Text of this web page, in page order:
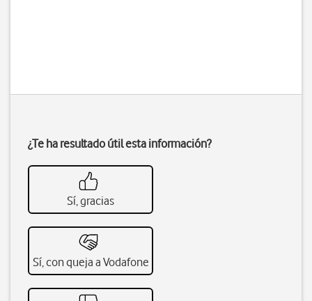
¿Te ha resultado útil esta información?
Sí, gracias
Sí, con queja a Vodafone